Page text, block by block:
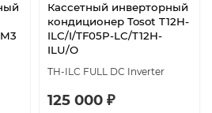
Кассетный инверторный
кондиционер Tosot T12H-
ILC/I/TF05P-LC/T12H-
ILU/O
TH-ILC FULL DC Inverter
125 000 ₽